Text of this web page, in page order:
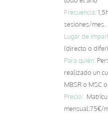
Frecuencia:
sesiones/mes.
Lugar de
(directo o
Para quién:
realizado un
MBSR o MSC
Precio:
mensual:75€/